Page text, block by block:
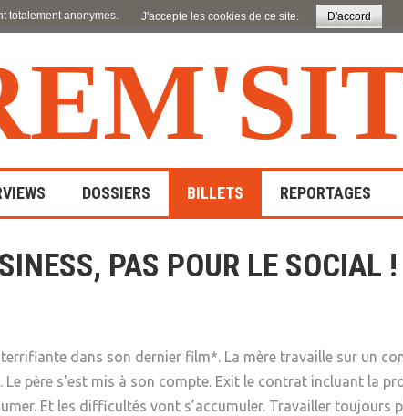
EM'SI
/ Familles
/ Exclusion
/ Drogue
Sociale
Spécialisée
DOSSIERS BILLETS REPORTAGES
En Pays De Loire
A L'étranger
PAS POUR LE SOCIAL !
dans son dernier film*. La mère travaille sur un
père s'est mis à son compte. Exit le contrat incluant la
Et les difficultés vont s’accumuler. Travailler toujours
totalement anonymes. J'accepte les cookies de ce site. D'accord